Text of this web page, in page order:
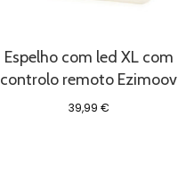
Espelho com led XL com
controlo remoto Ezimoov
39,99 €